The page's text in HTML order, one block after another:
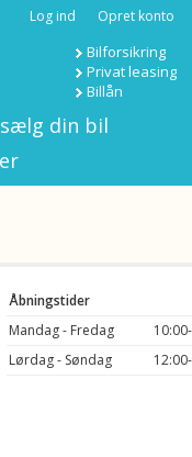
Log ind Opret konto
Bilforsikring
Privat leasing
Billån
sælg din bil
Åbningstider
Mandag - Fredag
Lørdag - Søndag